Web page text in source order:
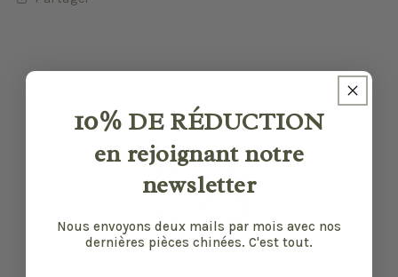
10% DE RÉDUCTION
en rejoignant notre
newsletter
Nous envoyons deux mails par mois avec nos
dernières pièces chinées. C'est tout.